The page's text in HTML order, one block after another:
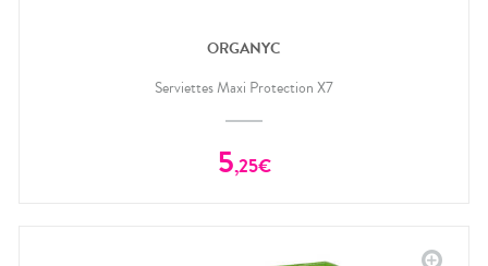
ORGANYC
Serviettes Maxi Protection X7
5,25€